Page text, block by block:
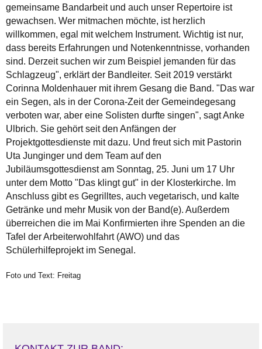
gemeinsame Bandarbeit und auch unser Repertoire ist
gewachsen. Wer mitmachen möchte, ist herzlich
willkommen, egal mit welchem Instrument. Wichtig ist nur,
dass bereits Erfahrungen und Notenkenntnisse, vorhanden
sind. Derzeit suchen wir zum Beispiel jemanden für das
Schlagzeug", erklärt der Bandleiter. Seit 2019 verstärkt
Corinna Moldenhauer mit ihrem Gesang die Band. "Das war
ein Segen, als in der Corona-Zeit der Gemeindegesang
verboten war, aber eine Solisten durfte singen", sagt Anke
Ulbrich. Sie gehört seit den Anfängen der
Projektgottesdienste mit dazu. Und freut sich mit Pastorin
Uta Junginger und dem Team auf den
Jubiläumsgottesdienst am Sonntag, 25. Juni um 17 Uhr
unter dem Motto "Das klingt gut" in der Klosterkirche. Im
Anschluss gibt es Gegrilltes, auch vegetarisch, und kalte
Getränke und mehr Musik von der Band(e). Außerdem
überreichen die im Mai Konfirmierten ihre Spenden an die
Tafel der Arbeiterwohlfahrt (AWO) und das
Schülerhilfeprojekt im Senegal.
Foto und Text: Freitag